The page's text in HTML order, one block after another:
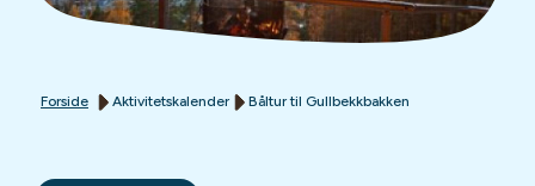
Forside Aktivitetskalender Båltur til Gullbekkbakken